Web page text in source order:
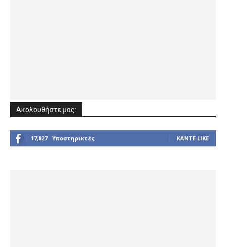
Ακολουθήστε μας:
17,827 Υποστηρικτές ΚΆΝΤΕ LIKE